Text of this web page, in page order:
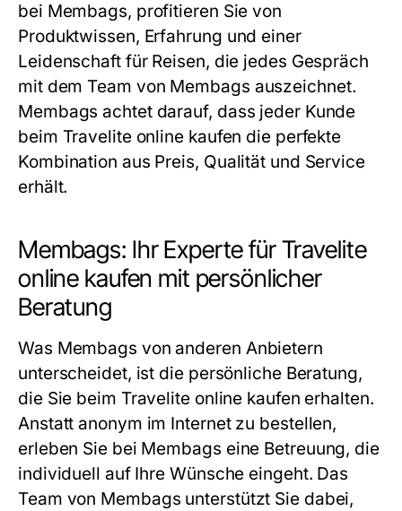
bei Membags, profitieren Sie von
Produktwissen, Erfahrung und einer
Leidenschaft für Reisen, die jedes Gespräch
mit dem Team von Membags auszeichnet.
Membags achtet darauf, dass jeder Kunde
beim Travelite online kaufen die perfekte
Kombination aus Preis, Qualität und Service
erhält.
Membags: Ihr Experte für Travelite
online kaufen mit persönlicher
Beratung
Was Membags von anderen Anbietern
unterscheidet, ist die persönliche Beratung,
die Sie beim Travelite online kaufen erhalten.
Anstatt anonym im Internet zu bestellen,
erleben Sie bei Membags eine Betreuung, die
individuell auf Ihre Wünsche eingeht. Das
Team von Membags unterstützt Sie dabei,